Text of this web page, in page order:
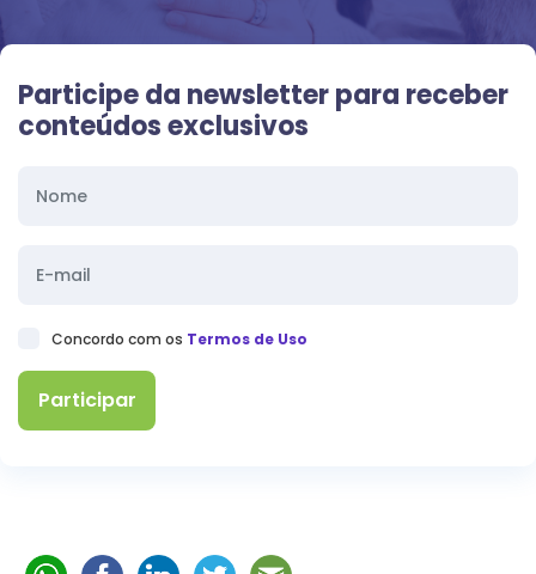
Participe da newsletter para receber
conteúdos exclusivos
Concordo com os Termos de Uso